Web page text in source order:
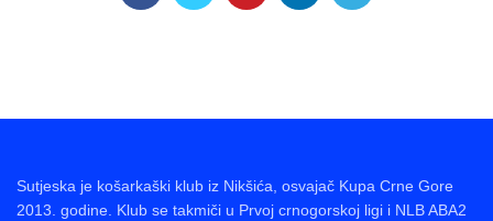
Sutjeska je košarkaški klub iz Nikšića, osvajač Kupa Crne Gore
2013. godine. Klub se takmiči u Prvoj crnogorskoj ligi i NLB ABA2